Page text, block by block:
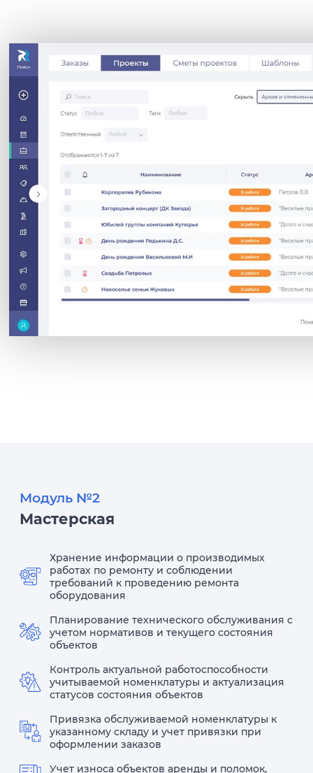
Модуль №2
Мастерская
Хранение информации о производимых
работах по ремонту и соблюдении
требований к проведению ремонта
оборудования
Планирование технического обслуживания с
учетом нормативов и текущего состояния
объектов
Контроль актуальной работоспособности
учитываемой номенклатуры и актуализация
статусов состояния объектов
Привязка обслуживаемой номенклатуры к
указанному складу и учет привязки при
оформлении заказов
Учет износа объектов аренды и поломок,